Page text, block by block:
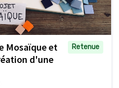
Mosaïque et
d'une
Retenue